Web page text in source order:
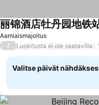
Aamiaismajoitus
丽锦酒店牡丹园地铁
/ Luokitusta ei ole saatavilla
Valitse päivät